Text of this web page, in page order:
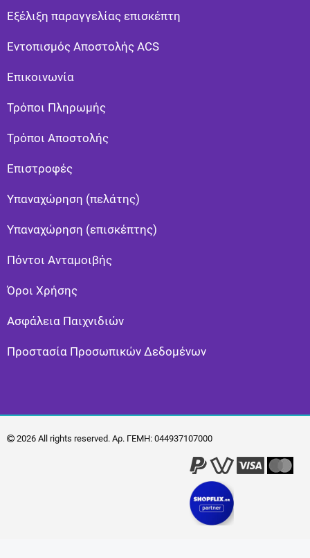
Εξέλιξη παραγγελίας επισκέπτη
Εντοπισμός Αποστολής ACS
Επικοινωνία
Τρόποι Πληρωμής
Τρόποι Αποστολής
Eπιστροφές
Υπαναχώρηση (πελάτης)
Υπαναχώρηση (επισκέπτης)
Πόντοι Ανταμοιβής
Όροι Χρήσης
Ασφάλεια Παιχνιδιών
Προστασία Προσωπικών Δεδομένων
2026 All rights reserved. Αρ. ΓΕΜΗ: 044937107000